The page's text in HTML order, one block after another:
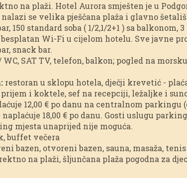
na plaži. Hotel Aurora smješten je u
se velika pješčana plaža i glavno
150 standard soba ( 1/2,1/2+1 ) sa
Wi-Fi u cijelom hotelu. Sve javne
snack bar.
SAT TV, telefon, balkon; pogled na
restoran u sklopu hotela, dječji krevetić -
i koktele, sef na recepciji, ležaljke i
12,00 € po danu na centralnom parkingu
18,00 € po danu. Gosti uslugu
mjesta unaprijed nije moguća.
buffet večera
bazen, otvoreni bazen, sauna, masaža,
na plaži, šljunčana plaža pogodna za